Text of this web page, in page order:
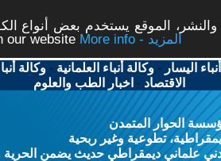
الموقع يستخدم بعض أنواع
our website
More info - المزيد
اليسار -وكالة أنباء العلمانية -وكالة
الاقتصاد - اخبار الطب والعلوم
الحوار المتمدن
تطوعية وغير ربحية
علماني ديمقراطي حديث يضمن الحرية